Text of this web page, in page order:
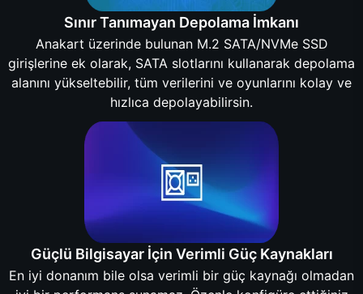
Sınır Tanımayan Depolama İmkanı
Anakart üzerinde bulunan M.2 SATA/NVMe SSD
girişlerine ek olarak, SATA slotlarını kullanarak depolama
alanını yükseltebilir, tüm verilerini ve oyunlarını kolay ve
hızlıca depolayabilirsin.
Güçlü Bilgisayar İçin Verimli Güç Kaynakları
En iyi donanım bile olsa verimli bir güç kaynağı olmadan